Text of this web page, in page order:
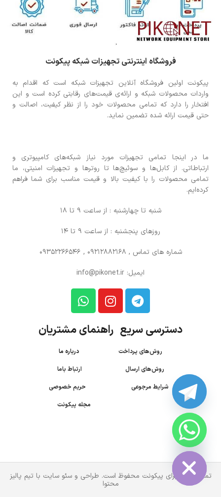
فروشگاه اینترنتی تجهیزات شبکه پیکونت
پیکونت اولین فروشگاه آنلاین تجهیزات شبکه است که اقدام به
واردات محصولات شبکه و ارائه‌ی قیمت‌های رقابتی کرده است و این
افتخار را دارد که تمامی محصولات خود را از نظر کیفیت، اصالت و
حتی قیمت ارائه شده تضمین نماید.
ما در اینجا تمامی تجهیزات مورد نیاز شبکه‌های کامپیوتری و
ارتباطاتی. از کابل‌ها و سوئیچ‌ها تا روترها و تجهیزات امنیتی، ما
تمامی محصولات را با کیفیت بالا و قیمت مناسب برای شما فراهم
کرده‌ایم.
شنبه تا چهارشنبه : از ساعت 9 تا 18
روزهای پنجشنبه : از ساعت 9 تا 14
شماره های تماس , 09212882168 , 09352266546
ایمیل: info@pikonet.ir
دسترسی سریع راهنمای مشتریان
روش‌های پرداخت درباره ما
روش‌های ارسال
ارتباط باما
شرایط مرجوعی
حریم خصوصی
مجله پیکونت
تمام حقوق برای پیکونت محفوظ است. طراحی و سئو سایت با تیم پالیز
محتوا
HIDE
CHATY